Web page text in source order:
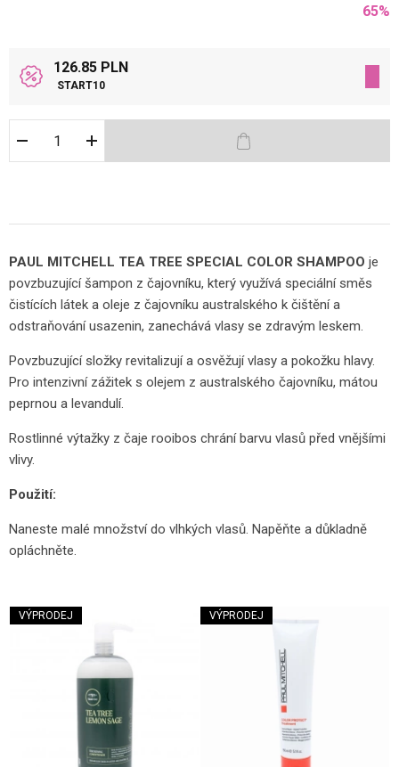
65%
126.85 PLN
START10
PAUL MITCHELL TEA TREE SPECIAL COLOR SHAMPOO je
povzbuzující šampon z čajovníku, který využívá speciální směs
čistících látek a oleje z čajovníku australského k čištění a
odstraňování usazenin, zanechává vlasy se zdravým leskem.
Povzbuzující složky revitalizují a osvěžují vlasy a pokožku hlavy.
Pro intenzivní zážitek s olejem z australského čajovníku, mátou
peprnou a levandulí.
Rostlinné výtažky z čaje rooibos chrání barvu vlasů před vnějšími
vlivy.
Použití:
Naneste malé množství do vlhkých vlasů. Napěňte a důkladně
opláchněte.
VÝPRODEJ VÝPRODEJ